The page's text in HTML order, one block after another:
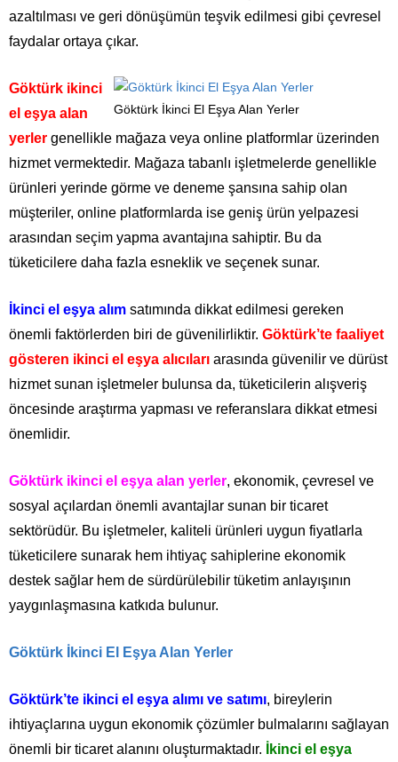
azaltılması ve geri dönüşümün teşvik edilmesi gibi çevresel
faydalar ortaya çıkar.
Göktürk İkinci El Eşya Alan Yerler
Göktürk ikinci
el eşya alan
yerler genellikle mağaza veya online platformlar üzerinden
hizmet vermektedir. Mağaza tabanlı işletmelerde genellikle
ürünleri yerinde görme ve deneme şansına sahip olan
müşteriler, online platformlarda ise geniş ürün yelpazesi
arasından seçim yapma avantajına sahiptir. Bu da
tüketicilere daha fazla esneklik ve seçenek sunar.
İkinci el eşya alım satımında dikkat edilmesi gereken
önemli faktörlerden biri de güvenilirliktir. Göktürk’te faaliyet
gösteren ikinci el eşya alıcıları arasında güvenilir ve dürüst
hizmet sunan işletmeler bulunsa da, tüketicilerin alışveriş
öncesinde araştırma yapması ve referanslara dikkat etmesi
önemlidir.
Göktürk ikinci el eşya alan yerler, ekonomik, çevresel ve
sosyal açılardan önemli avantajlar sunan bir ticaret
sektörüdür. Bu işletmeler, kaliteli ürünleri uygun fiyatlarla
tüketicilere sunarak hem ihtiyaç sahiplerine ekonomik
destek sağlar hem de sürdürülebilir tüketim anlayışının
yaygınlaşmasına katkıda bulunur.
Göktürk İkinci El Eşya Alan Yerler
Göktürk’te ikinci el eşya alımı ve satımı, bireylerin
ihtiyaçlarına uygun ekonomik çözümler bulmalarını sağlayan
önemli bir ticaret alanını oluşturmaktadır.
İkinci el eşya